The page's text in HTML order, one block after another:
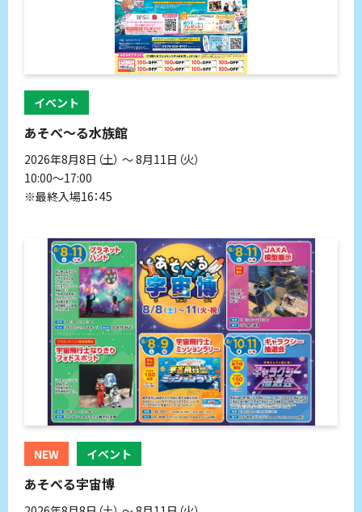
イベント
あそべ～る水族館
2026年8月8日（土） 〜 8月11日（火）
10:00～17:00
※最終入場16：45
NEW イベント
あそべる宇宙博